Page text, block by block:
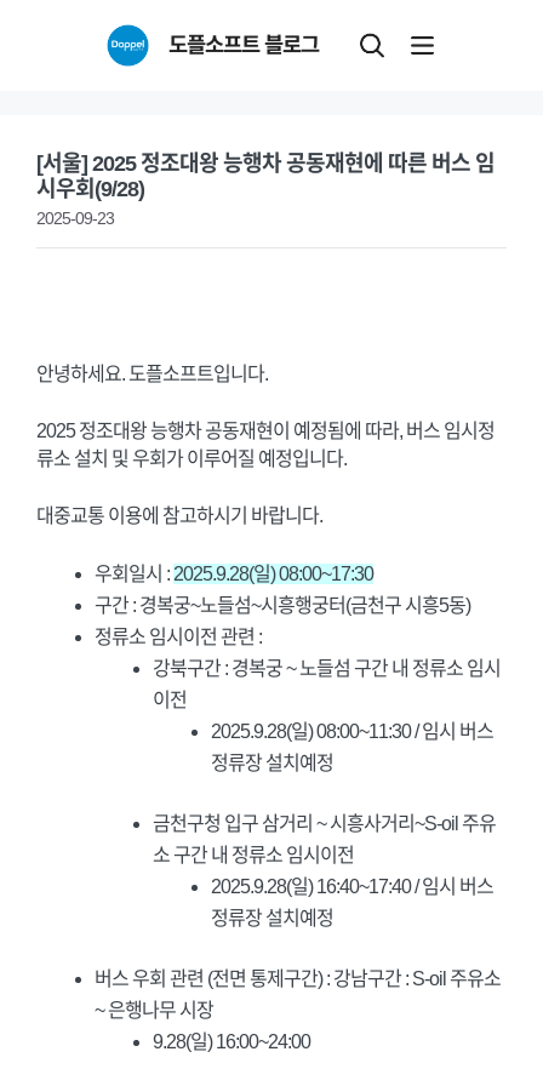
도플소프트 블로그
[서울] 2025 정조대왕 능행차 공동재현에 따른 버스 임
시우회(9/28)
2025-09-23
안녕하세요. 도플소프트입니다.
2025 정조대왕 능행차 공동재현이 예정됨에 따라, 버스 임시정
류소 설치 및 우회가 이루어질 예정입니다.
대중교통 이용에 참고하시기 바랍니다.
우회일시 : 2025.9.28(일) 08:00~17:30
구간 : 경복궁~노들섬~시흥행궁터(금천구 시흥5동)
정류소 임시이전 관련 :
강북구간 : 경복궁 ~ 노들섬 구간 내 정류소 임시
이전
2025.9.28(일) 08:00~11:30 / 임시 버스
정류장 설치예정
금천구청 입구 삼거리 ~ 시흥사거리~S-oil 주유
소 구간 내 정류소 임시이전
2025.9.28(일) 16:40~17:40 / 임시 버스
정류장 설치예정
버스 우회 관련 (전면 통제구간) : 강남구간 : S-oil 주유소
~ 은행나무 시장
9.28(일) 16:00~24:00